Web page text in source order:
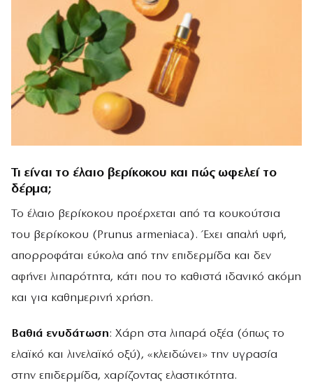
Τι είναι το έλαιο βερίκοκου και πώς ωφελεί το
δέρμα;
Το έλαιο βερίκοκου προέρχεται από τα κουκούτσια
του βερίκοκου (Prunus armeniaca). Έχει απαλή υφή,
απορροφάται εύκολα από την επιδερμίδα και δεν
αφήνει λιπαρότητα, κάτι που το καθιστά ιδανικό ακόμη
και για καθημερινή χρήση.
Βαθιά ενυδάτωση: Χάρη στα λιπαρά οξέα (όπως το
ελαϊκό και λινελαϊκό οξύ), «κλειδώνει» την υγρασία
στην επιδερμίδα, χαρίζοντας ελαστικότητα.